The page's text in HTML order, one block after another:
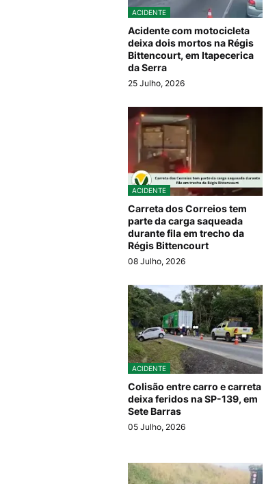
ACIDENTE
Acidente com motocicleta
deixa dois mortos na Régis
Bittencourt, em Itapecerica
da Serra
25 Julho, 2026
ACIDENTE
Carreta dos Correios tem
parte da carga saqueada
durante fila em trecho da
Régis Bittencourt
08 Julho, 2026
ACIDENTE
Colisão entre carro e carreta
deixa feridos na SP-139, em
Sete Barras
05 Julho, 2026